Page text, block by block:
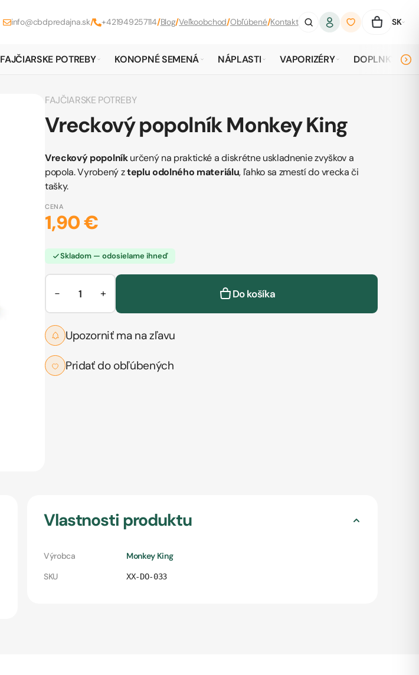
info@cbdpredajna.sk/ +421949257114/Blog/Veľkoobchod/Obľúbené/Kontakt SK
FAJČIARSKE POTREBY KONOPNÉ SEMENÁ NÁPLASTI VAPORIZÉRY DOPLNKY
FAJČIARSKE POTREBY
Vreckový popolník Monkey King
Vreckový popolníkurčený na praktické a diskrétne uskladnenie zvyškov a
popola. Vyrobený zteplu odolného materiálu, ľahko sa zmestí do vrecka či
tašky.
CENA
1,90 €
Skladom — odosielame ihneď
− + Do košíka
Upozorniť ma na zľavu
Pridať do obľúbených
Vlastnosti produktu
Výrobca
Monkey King
SKU
XX-DO-033